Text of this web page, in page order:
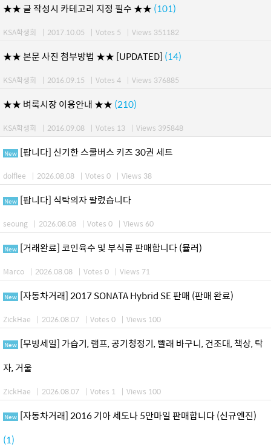
★★ 글 작성시 카테고리 지정 필수 ★★ (101)
KSA학생회 | 2017.10.05 | Votes 5 | Views 351182
★★ 본문 사진 첨부방법 ★★ [UPDATED] (14)
KSA학생회 | 2016.09.15 | Votes 4 | Views 376885
★★ 벼룩시장 이용안내 ★★ (210)
KSA학생회 | 2016.09.08 | Votes 13 | Views 395848
New [팝니다] 신기한 스쿨버스 키즈 30권 세트
dolflee | 2026.08.08 | Votes 0 | Views 38
New [팝니다] 식탁의자 팔렸습니다
seoung | 2026.08.08 | Votes 0 | Views 60
New [거래완료] 코인육수 및 부식류 판매합니다 (뮬러)
Marco | 2026.08.08 | Votes 0 | Views 71
New [자동차거래] 2017 SONATA Hybrid SE 판매 (판매 완료)
ZickHae | 2026.08.07 | Votes 0 | Views 100
New [무빙세일] 가습기, 램프, 공기청정기, 빨래 바구니, 건조대, 책상, 탁
자, 거울
ZickHae | 2026.08.07 | Votes 1 | Views 100
New [자동차거래] 2016 기아 세도나 5만마일 판매합니다 (신규엔진)
(1)